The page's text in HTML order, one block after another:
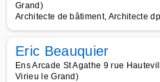
Grand)
Architecte de bâtiment, Architecte
Eric Beauquier
Ens Arcade St Agathe 9 rue
Virieu le Grand)